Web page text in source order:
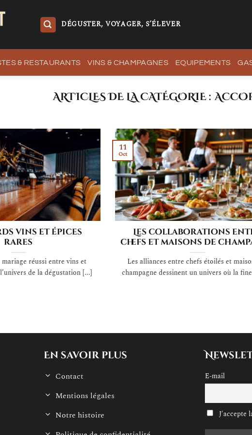
DÉGUSTER, VOYAGER, S’ÉLEVER
& RESTAURANTS VINS & CHAMPAGNES EQUIPEMENTS
vins et épices
rares
mariage réussi entre vins et
de la dégustation [...]
Les collaborations
chefs et maisons de
Les alliances entre chefs étoilés et
champagne dessinent un univers où la
11
Oct
En savoir plus
Contact
Mentions légales
Notre histoire
E-mail
J'accepte